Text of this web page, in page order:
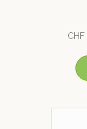
CHF